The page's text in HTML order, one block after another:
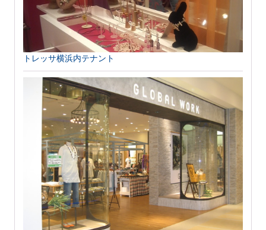
トレッサ横浜内テナント